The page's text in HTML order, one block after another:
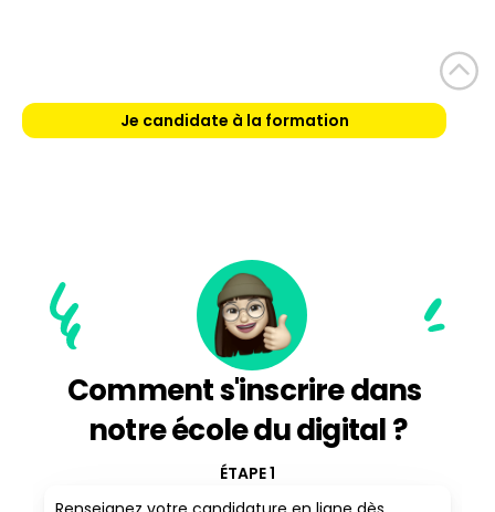
Je candidate à la formation
Comment s'inscrire dans
notre école du digital ?
ÉTAPE 1